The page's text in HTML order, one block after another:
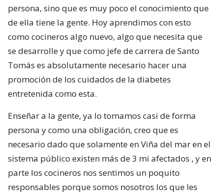
persona, sino que es muy poco el conocimiento que
de ella tiene la gente. Hoy aprendimos con esto
como cocineros algo nuevo, algo que necesita que
se desarrolle y que como jefe de carrera de Santo
Tomás es absolutamente necesario hacer una
promoción de los cuidados de la diabetes
entretenida como esta.
Enseñar a la gente, ya lo tomamos casi de forma
persona y como una obligación, creo que es
necesario dado que solamente en Viña del mar en el
sistema público existen más de 3 mi afectados , y en
parte los cocineros nos sentimos un poquito
responsables porque somos nosotros los que les